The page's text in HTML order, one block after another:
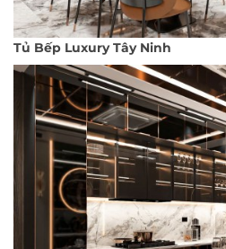
Tủ Bếp Luxury Tây Ninh